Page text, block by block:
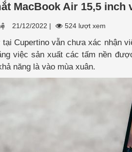
MacBook Air 15,5 inch
21/12/2022 | 524 lượt xem
Cupertino vẫn chưa xác nhận
việc sản xuất các tấm nền
năng là vào mùa xuân.